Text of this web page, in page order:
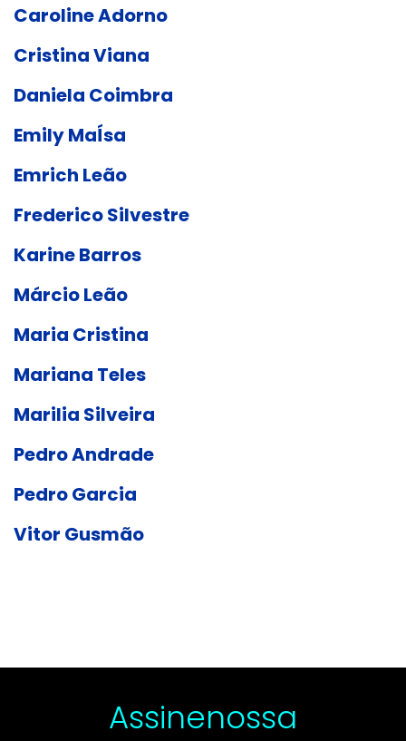
Caroline Adorno
Cristina Viana
Daniela Coimbra
Emily MaÍsa
Emrich Leão
Frederico Silvestre
Karine Barros
Márcio Leão
Maria Cristina
Mariana Teles
Marilia Silveira
Pedro Andrade
Pedro Garcia
Vitor Gusmão
Assinenossa